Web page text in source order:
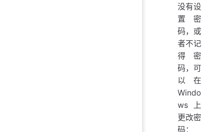
没有设
置密
码，或
者不记
得密
码，可
以在
Windo
ws 上
更改密
码：